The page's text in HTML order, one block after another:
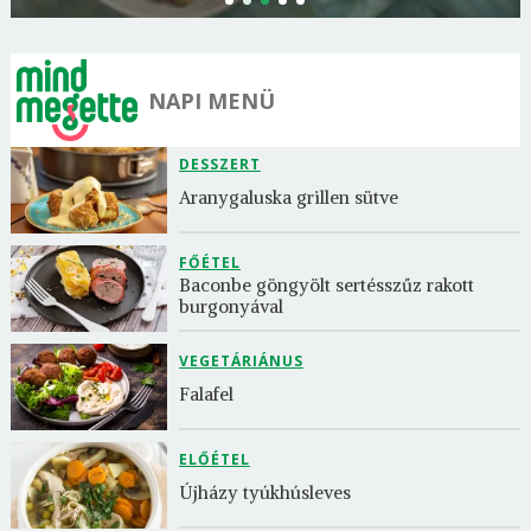
NAPI MENÜ
DESSZERT
Aranygaluska grillen sütve
FŐÉTEL
Baconbe göngyölt sertésszűz rakott
burgonyával
VEGETÁRIÁNUS
Falafel
ELŐÉTEL
Újházy tyúkhúsleves